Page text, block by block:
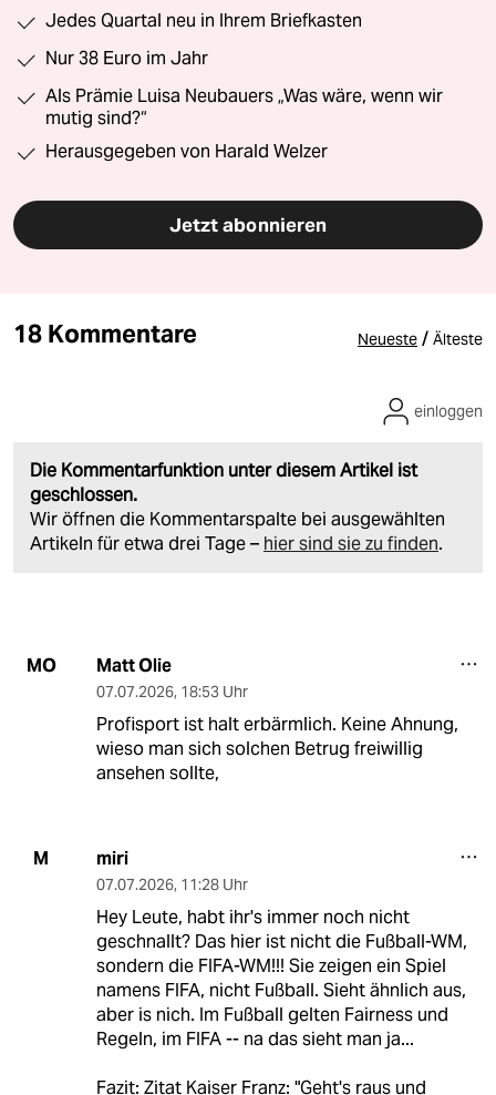
Jedes Quartal neu in Ihrem Briefkasten
Nur 38 Euro im Jahr
Als Prämie Luisa Neubauers „Was wäre, wenn wir
mutig sind?“
Herausgegeben von Harald Welzer
Jetzt abonnieren
18 Kommentare Neueste / Älteste
Die Kommentarfunktion unter diesem Artikel ist
geschlossen.
Wir öffnen die Kommentarspalte bei ausgewählten
Artikeln für etwa drei Tage – hier sind sie zu finden.
einloggen
MO Matt Olie
07.07.2026, 18:53 Uhr
Profisport ist halt erbärmlich. Keine Ahnung,
wieso man sich solchen Betrug freiwillig
ansehen sollte,
M miri
07.07.2026, 11:28 Uhr
Hey Leute, habt ihr's immer noch nicht
geschnallt? Das hier ist nicht die Fußball-WM,
sondern die FIFA-WM!!! Sie zeigen ein Spiel
namens FIFA, nicht Fußball. Sieht ähnlich aus,
aber is nich. Im Fußball gelten Fairness und
Regeln, im FIFA -- na das sieht man ja...
Fazit: Zitat Kaiser Franz: "Geht's raus und